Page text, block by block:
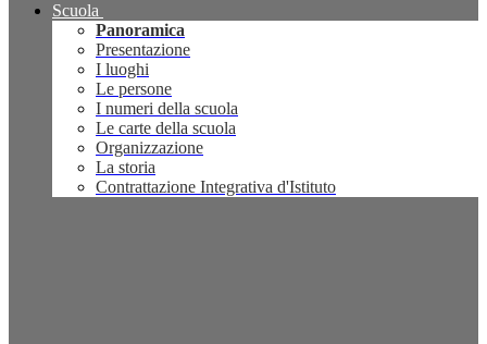
Scuola
Panoramica
Presentazione
I luoghi
Le persone
I numeri della scuola
Le carte della scuola
Organizzazione
La storia
Contrattazione Integrativa d'Istituto